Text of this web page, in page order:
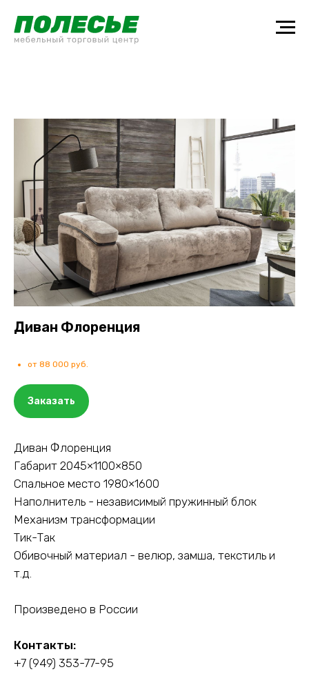
Диван Флоренция
от 88 000 руб.
Заказать
Диван Флоренция
Габарит 2045×1100×850
Спальное место 1980×1600
Наполнитель - независимый пружинный блок
Механизм трансформации
Тик-Так
Обивочный материал - велюр, замша, текстиль и
т.д.
Произведено в России
Контакты:
+7 (949) 353-77-95